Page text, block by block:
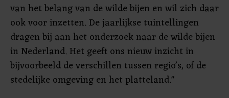
van het belang van de wilde bijen en wil zich daar
ook voor inzetten. De jaarlijkse tuintellingen
dragen bij aan het onderzoek naar de wilde bijen
in Nederland. Het geeft ons nieuw inzicht in
bijvoorbeeld de verschillen tussen regio’s, of de
stedelijke omgeving en het platteland."